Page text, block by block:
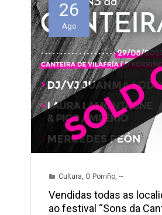
26
Ago
Cultura O Porriño ~
Vendidas todas as
ao festival “Sons da